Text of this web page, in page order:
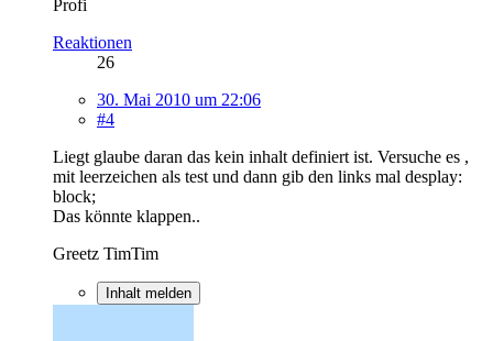
Profi
Reaktionen
26
30. Mai 2010 um 22:06
#4
Liegt glaube daran das kein inhalt definiert ist. Versuche es ,
mit leerzeichen als test und dann gib den links mal desplay:
block;
Das könnte klappen..
Greetz TimTim
Inhalt melden